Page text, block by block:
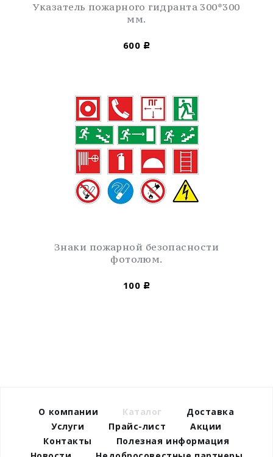
Указатель пожарного гидранта 300*300
мм.
600 Р
Знаки пожарной безопасности
фотолюм.
100 Р
О компании Каталог
Доставка
Услуги
Прайс-лист
Акции
Контакты
Полезная информация